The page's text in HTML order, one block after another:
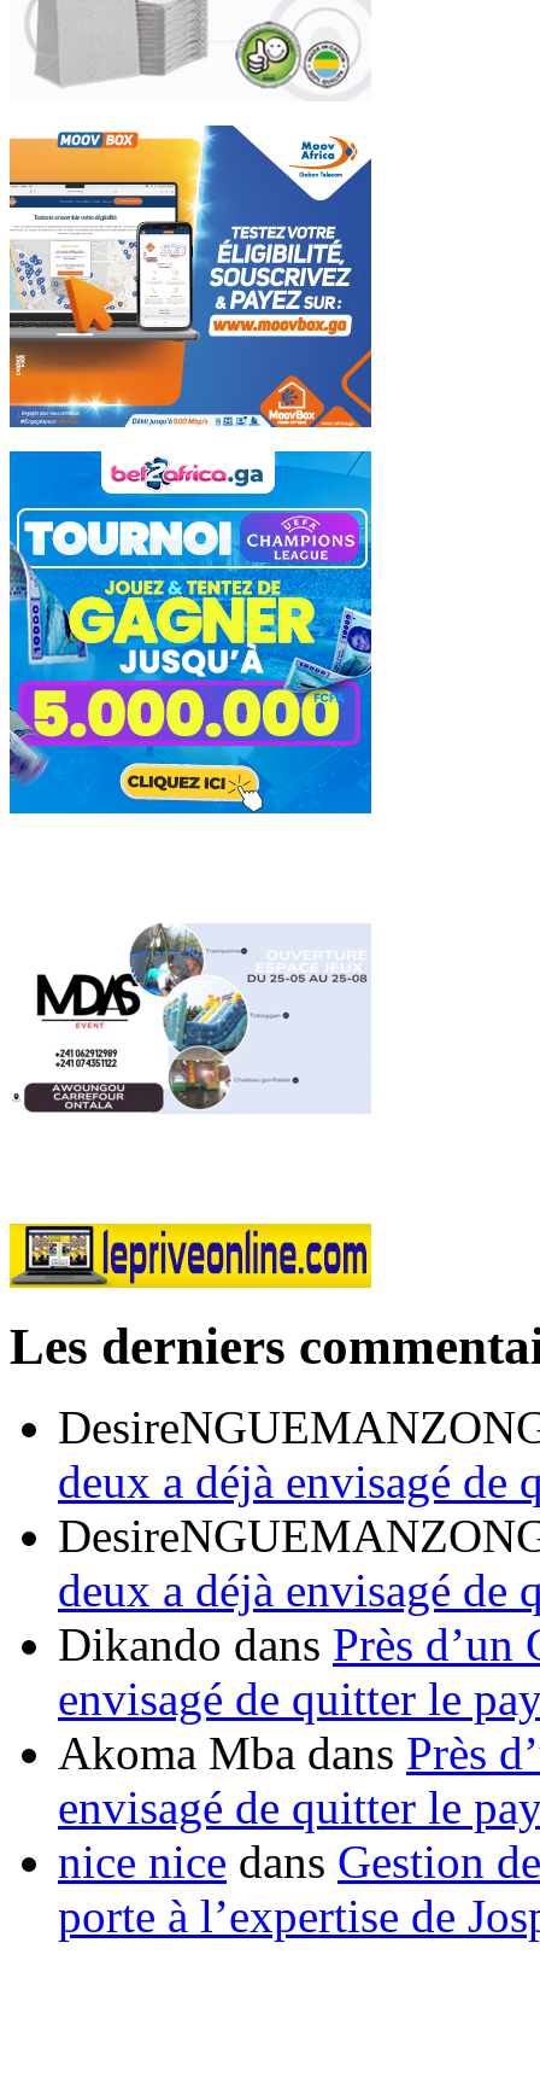
Les derniers
deux a déjà envisagé de
deux a déjà envisagé de
Dikando dans Près d’un
envisagé de quitter le
Akoma Mba dans Près
envisagé de quitter le
nice nice dans Gestion
porte à l’expertise de